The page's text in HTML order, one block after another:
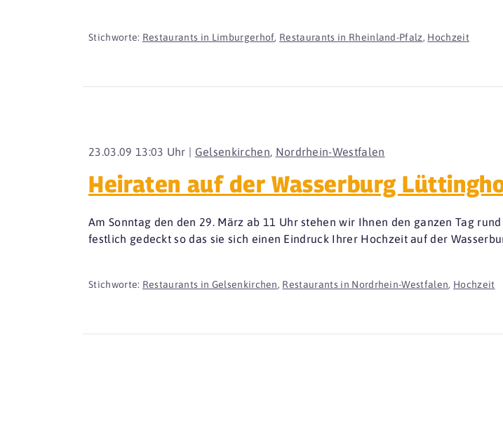
Stichworte: Restaurants in Limburgerhof, Restaurants in Rheinland-Pfalz, Hochzeit
23.03.09 13:03 Uhr | Gelsenkirchen, Nordrhein-Westfalen
Heiraten auf der Wasserburg
Am Sonntag den den 29. März ab 11 Uhr stehen wir Ihnen den ganzen Tag
festlich gedeckt so das sie sich einen Eindruck Ihrer Hochzeit auf der
Stichworte: Restaurants in Gelsenkirchen, Restaurants in Nordrhein-Westfalen, Hochzeit